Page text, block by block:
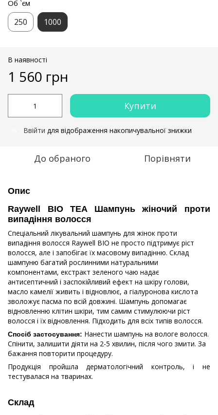
Об `єм
250 1000
В наявності
1 560 грн
Купити
Ввійти для відображення накопичувальної знижки
До обраного Порівняти
Опис
Raywell BIO TEA Шампунь жіночий проти
випадіння волосся
Спеціальний лікувальний шампунь для жінок проти
випадіння волосся Raywell BIO не просто підтримує ріст
волосся, але і запобігає їх масовому випадінню. Склад
шампуню багатий рослинними натуральними
компонентами, екстракт зеленого чаю надає
антисептичний і заспокійливий ефект на шкіру голови,
масло камелії живить і відновлює, а гіалуронова кислота
зволожує пасма по всій довжині. Шампунь допомагає
відновленню клітин шкіри, тим самим стимулюючи ріст
волосся і їх відновлення. Підходить для всіх типів волосся.
Спосіб застосування: Нанести шампунь на вологе волосся.
Cпінити, залишити діяти на 2-5 хвилин, після чого змити. За
бажання повторити процедуру.
Продукція пройшла дерматологічний контроль, і не
тестувалася на тваринах.
Склад